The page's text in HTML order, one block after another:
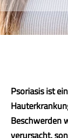
Psoriasis ist
Beschwerden
verursacht,